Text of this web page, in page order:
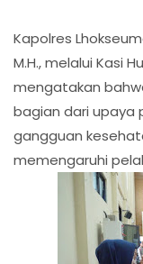
Kapolres
M.H., melalui Kasi
mengatakan
bagian dari upaya
gangguan
memengaruhi